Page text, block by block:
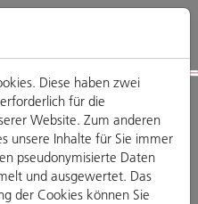
Diese haben zwei
für die
Website. Zum anderen
unsere Inhalte für Sie immer
pseudonymisierte Daten
und ausgewertet. Das
der Cookies können Sie